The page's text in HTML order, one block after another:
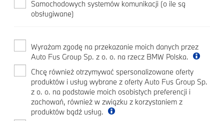
Samochodowych systemów komunikacji (o ile są
obsługiwane)
Wyrażam zgodę na przekazanie moich danych przez
Auto Fus Group Sp. z o. o. na rzecz BMW Polska.
Chcę również otrzymywać spersonalizowane oferty
produktów i usług wybrane z oferty Auto Fus Group Sp.
z o. o. na podstawie moich osobistych preferencji i
zachowań, również w związku z korzystaniem z
produktów bądź usług.